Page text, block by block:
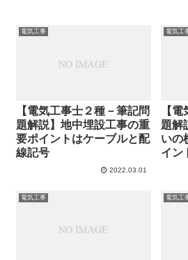
電気工事
【電気工事士２種－筆記問
題解説】地中埋設工事の重
要ポイントはケーブルと配
線記号
2022.03.01
電気工
【
題解
いの
イン
電気工事 電気工